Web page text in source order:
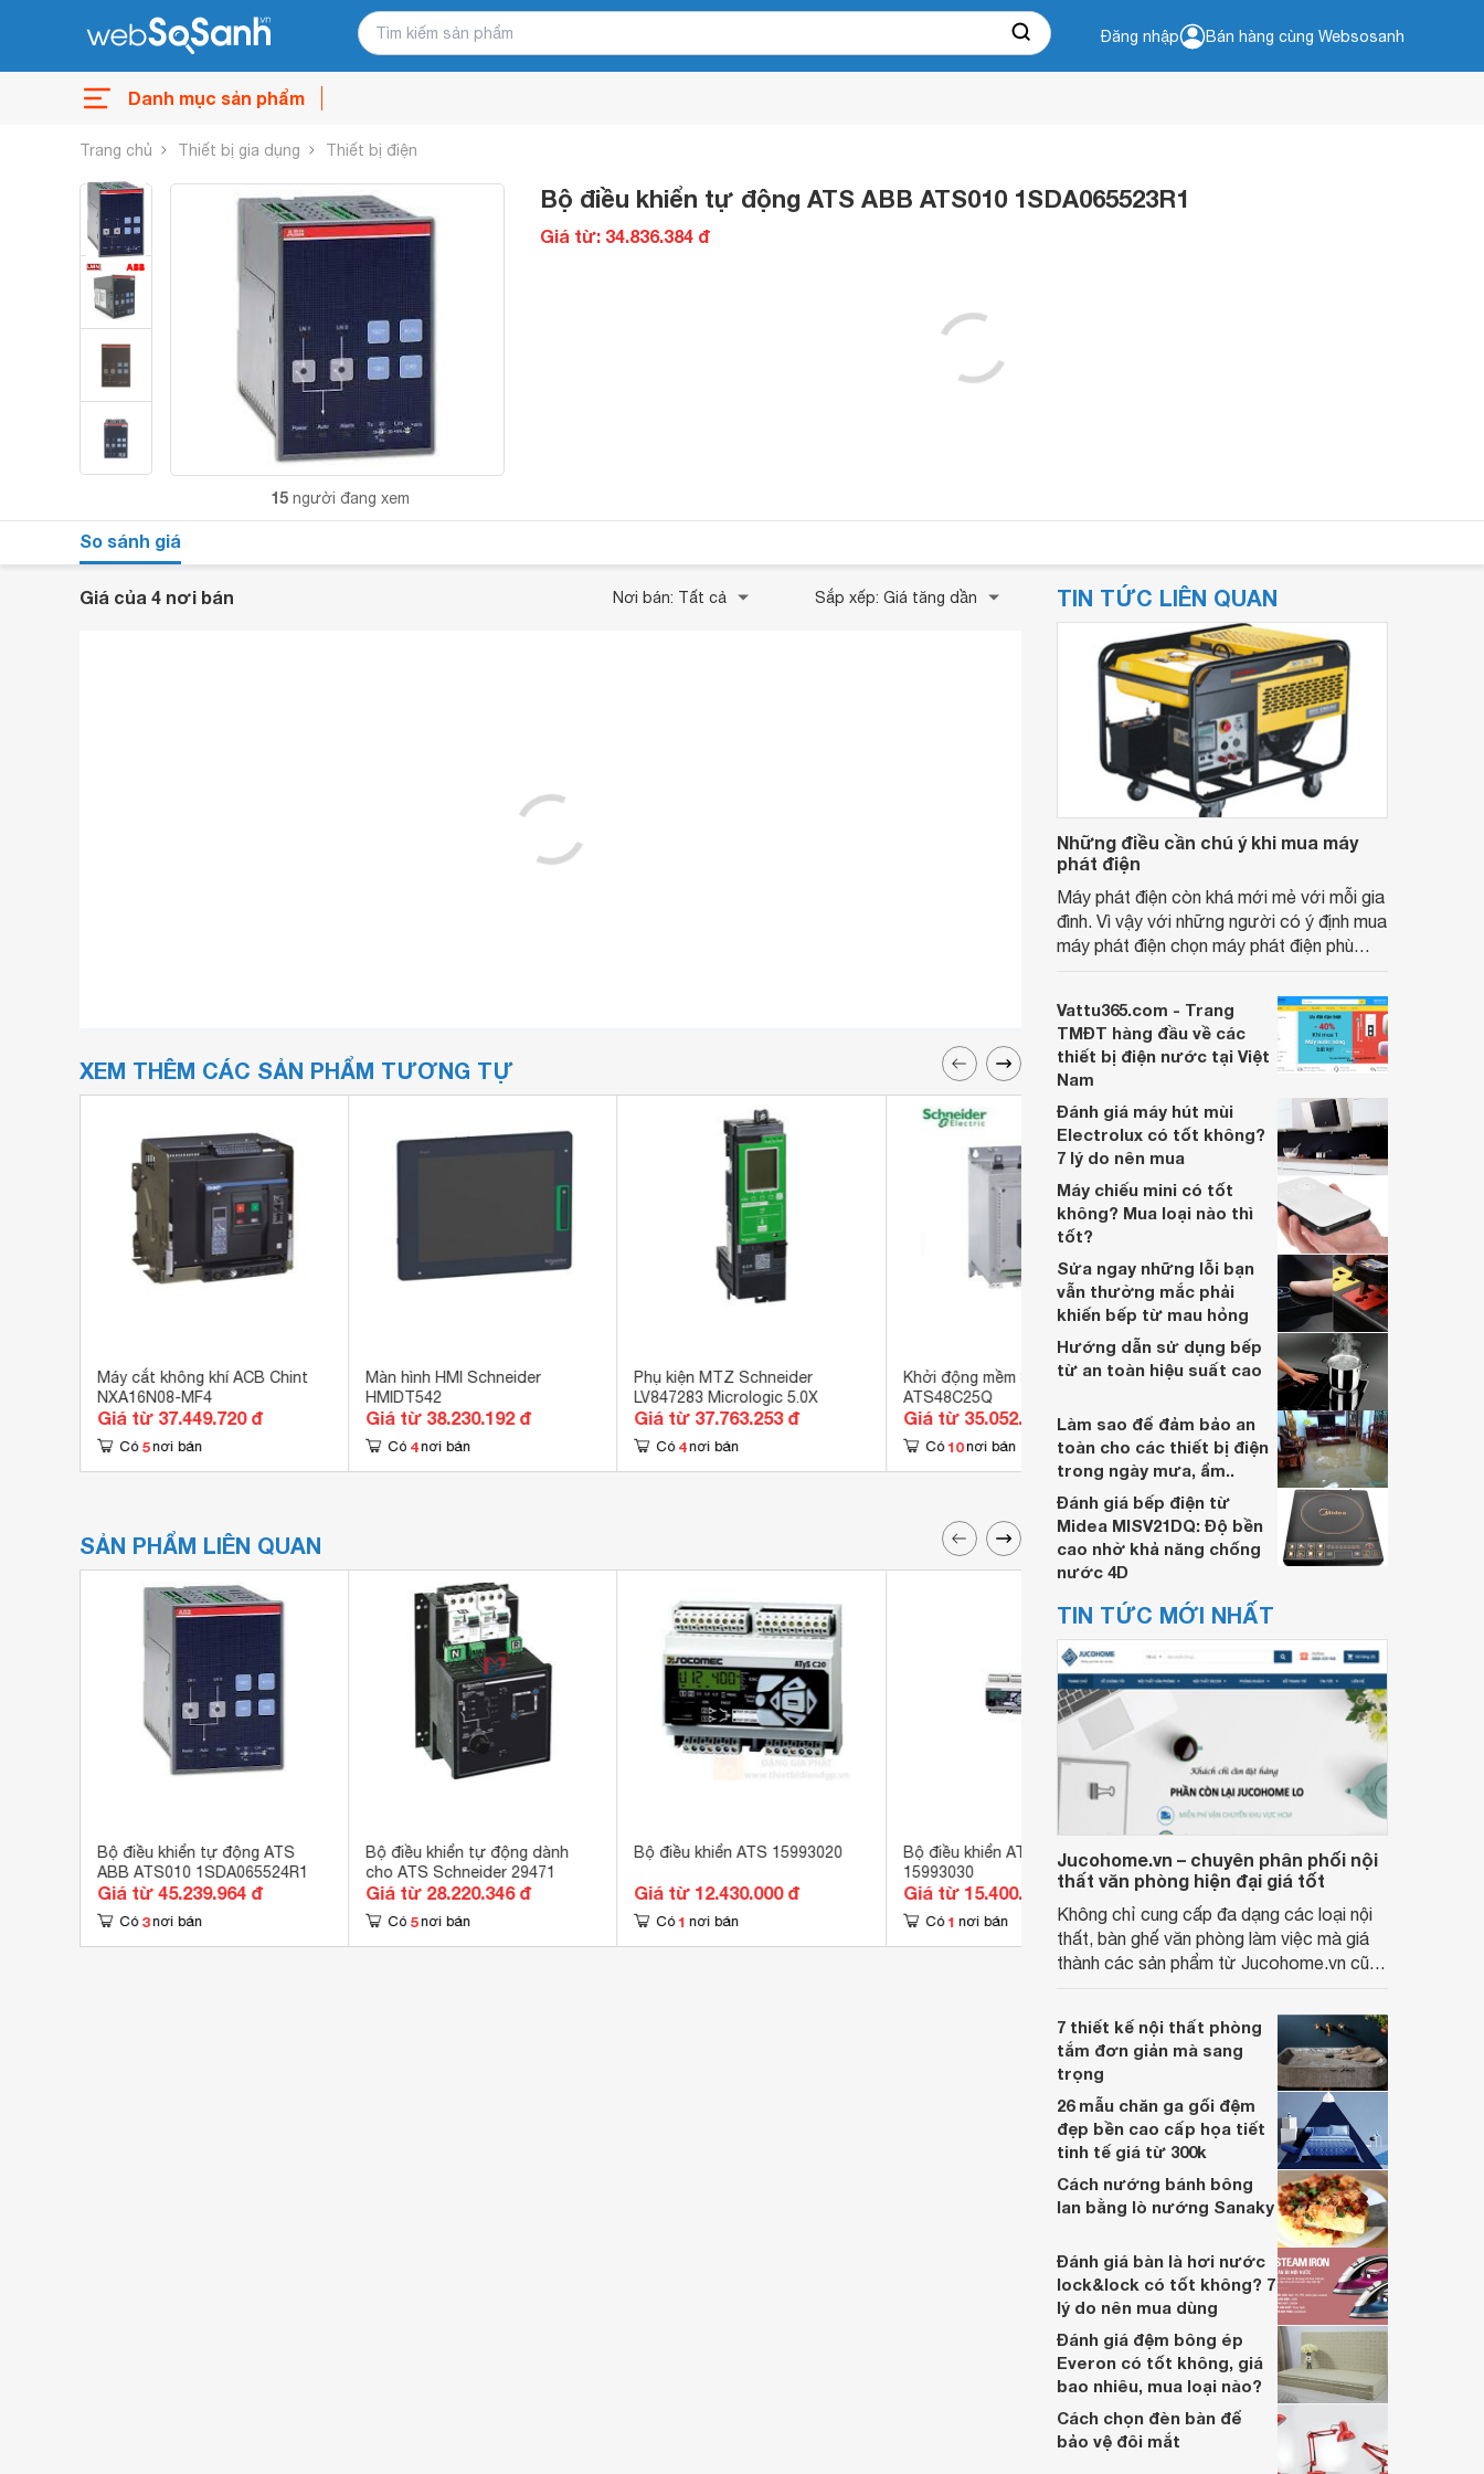
Đăng nhập Bán hàng cùng Websosanh
Danh mục sản phẩm
Trang chủ Thiết bị gia dụng Thiết bị điện
15 người đang xem
Bộ điều khiển tự động ATS ABB ATS010 1SDA065523R1
Giá từ: 34.836.384 đ
So sánh giá
Giá của 4 nơi bán Nơi bán: Tất cả Sắp xếp: Giá tăng dần
XEM THÊM CÁC SẢN PHẨM TƯƠNG TỰ
Máy cắt không khí ACB Chint
NXA16N08-MF4
Giá từ 37.449.720 đ
Có 5 nơi bán
Màn hình HMI Schneider
HMIDT542
Giá từ 38.230.192 đ
Có 4 nơi bán
Phụ kiện MTZ Schneider
LV847283 Micrologic 5.0X
Giá từ 37.763.253 đ
Có 4 nơi bán
Khởi động mềm Schneider
ATS48C25Q
Giá từ 35.052.600 đ
Có 10 nơi bán
Khởi động mềm ATS22C25Q
Giá từ 32.984.600 đ
Có 10 nơi bán
SẢN PHẨM LIÊN QUAN
Bộ điều khiển tự động ATS
ABB ATS010 1SDA065524R1
Giá từ 45.239.964 đ
Có 3 nơi bán
Bộ điều khiển tự động dành
cho ATS Schneider 29471
Giá từ 28.220.346 đ
Có 5 nơi bán
Bộ điều khiển ATS 15993020
Giá từ 12.430.000 đ
Có 1 nơi bán
Bộ điều khiển ATS Controller
15993030
Giá từ 15.400.000 đ
Có 1 nơi bán
ATS TrueOne chuyển nguồn tự
động 200-415V 4P ABB
1SCA151054R1001
Giá từ 138.226.044 đ
Có 2 nơi bán
TIN TỨC LIÊN QUAN
Những điều cần chú ý khi mua máy
phát điện
Máy phát điện còn khá mới mẻ với mỗi gia
đình. Vì vậy với những người có ý định mua
máy phát điện chọn máy phát điện phù
Vattu365.com - Trang
TMĐT hàng đầu về các
thiết bị điện nước tại Việt
Nam
Đánh giá máy hút mùi
Electrolux có tốt không?
7 lý do nên mua
Máy chiếu mini có tốt
không? Mua loại nào thì
tốt?
Sửa ngay những lỗi bạn
vẫn thường mắc phải
khiến bếp từ mau hỏng
Hướng dẫn sử dụng bếp
từ an toàn hiệu suất cao
Làm sao để đảm bảo an
toàn cho các thiết bị điện
trong ngày mưa, ẩm..
Đánh giá bếp điện từ
Midea MISV21DQ: Độ bền
cao nhờ khả năng chống
nước 4D
TIN TỨC MỚI NHẤT
Jucohome.vn – chuyên phân phối nội
thất văn phòng hiện đại giá tốt
Không chỉ cung cấp đa dạng các loại nội
thất, bàn ghế văn phòng làm việc mà giá
thành các sản phẩm từ Jucohome.vn cũng
7 thiết kế nội thất phòng
tắm đơn giản mà sang
trọng
26 mẫu chăn ga gối đệm
đẹp bền cao cấp họa tiết
tinh tế giá từ 300k
Cách nướng bánh bông
lan bằng lò nướng Sanaky
Đánh giá bàn là hơi nước
lock&lock có tốt không? 7
lý do nên mua dùng
Đánh giá đệm bông ép
Everon có tốt không, giá
bao nhiêu, mua loại nào?
Cách chọn đèn bàn để
bảo vệ đôi mắt